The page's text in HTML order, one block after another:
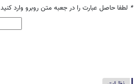
* لطفا حاصل عبارت را در جعبه متن روبرو وارد کنید